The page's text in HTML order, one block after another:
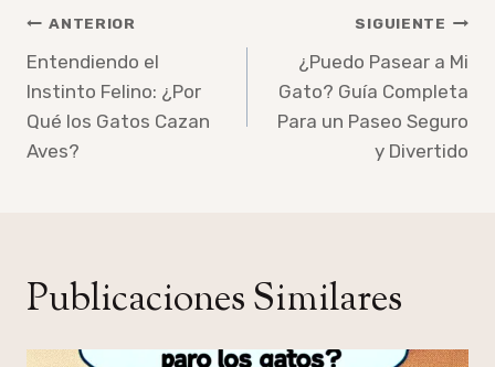
Navegación
de
entradas
ANTERIOR
Entendiendo el
Instinto Felino: ¿Por
Qué los Gatos Cazan
Aves?
SIGUIENTE
¿Puedo Pasear a Mi
Gato? Guía Completa
Para un Paseo Seguro
y Divertido
Publicaciones Similares